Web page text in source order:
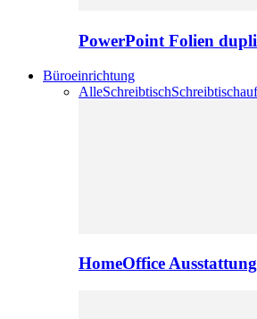
PowerPoint Folien
Büroeinrichtung
AlleSchreibtisch
HomeOffice